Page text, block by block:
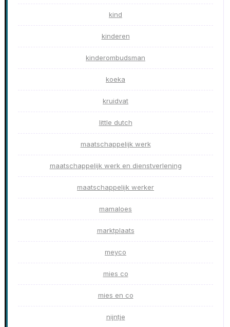
kind
kinderen
kinderombudsman
koeka
kruidvat
little dutch
maatschappelijk werk
maatschappelijk werk en dienstverlening
maatschappelijk werker
mamaloes
marktplaats
meyco
mies co
mies en co
nijntje